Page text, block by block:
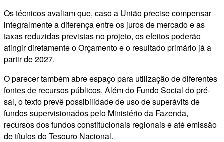
Os técnicos avaliam que, caso a União precise compensar
integralmente a diferença entre os juros de mercado e as
taxas reduzidas previstas no projeto, os efeitos poderão
atingir diretamente o Orçamento e o resultado primário já a
partir de 2027.
O parecer também abre espaço para utilização de diferentes
fontes de recursos públicos. Além do Fundo Social do pré-
sal, o texto prevê possibilidade de uso de superávits de
fundos supervisionados pelo Ministério da Fazenda,
recursos dos fundos constitucionais regionais e até emissão
de títulos do Tesouro Nacional.